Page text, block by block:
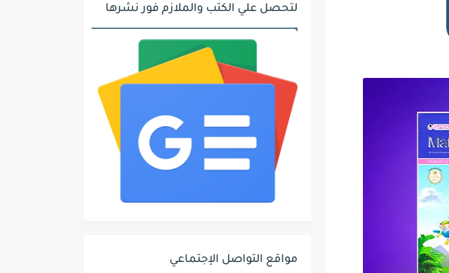
لتحصل علي الكتب والملازم فور نشرها
مواقع التواصل الإجتماعي